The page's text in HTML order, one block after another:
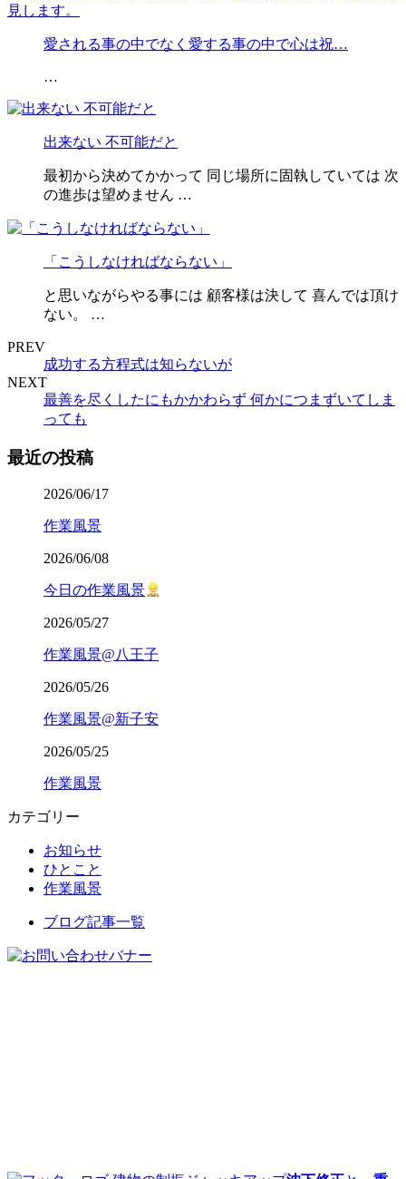
愛される事の中でなく愛する事の中で心は祝…
…
出来ない 不可能だと
最初から決めてかかって 同じ場所に固執していては 次
の進歩は望めません …
「こうしなければならない」
と思いながらやる事には 顧客様は決して 喜んでは頂け
ない。 …
PREV
成功する方程式は知らないが
NEXT
最善を尽くしたにもかかわらず 何かにつまずいてしま
っても
最近の投稿
2026/06/17
作業風景
2026/06/08
今日の作業風景
2026/05/27
作業風景@八王子
2026/05/26
作業風景@新子安
2026/05/25
作業風景
カテゴリー
お知らせ
ひとこと
作業風景
ブログ記事一覧